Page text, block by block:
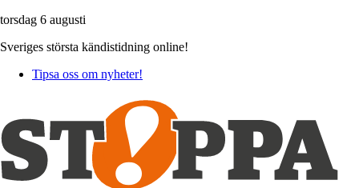
torsdag 6 augusti
Sveriges största kändistidning online!
Tipsa oss om nyheter!